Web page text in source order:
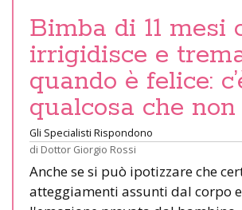
Bimba di 11 mesi
irrigidisce e
quando è felice:
qualcosa che
Gli Specialisti Rispondono
di Dottor Giorgio Rossi
Anche se si può ipotizzare che
atteggiamenti assunti dal corpo